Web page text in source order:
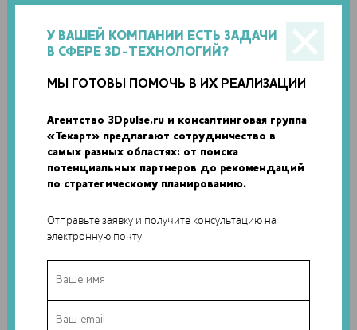
У ВАШЕЙ КОМПАНИИ ЕСТЬ ЗАДАЧИ
В СФЕРЕ 3D-ТЕХНОЛОГИЙ?
МЫ ГОТОВЫ ПОМОЧЬ В ИХ РЕАЛИЗАЦИИ
Агентство 3Dpulse.ru и консалтинговая группа
«Текарт» предлагают сотрудничество в
самых разных областях: от поиска
потенциальных партнеров до рекомендаций
по стратегическому планированию.
Отправьте заявку и получите консультацию на
электронную почту.
нанесение вдоль вертикальной оси, что приводит к
армированного углеволокном, (CFRP). Сетки формируют
необходимую геометрию объекта, который может иметь и
вертикальные области. Затем бетон выборочно